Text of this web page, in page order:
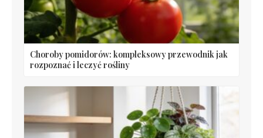
Choroby pomidorów: kompleksowy przewodnik jak
rozpoznać i leczyć rośliny